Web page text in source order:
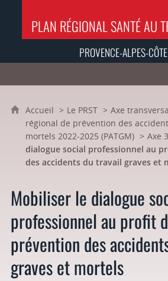
PLAN RÉGIONAL SANTÉ AU
PROVENCE-ALPES-
Accueil Le PRST Axe
régional de prévention des
mortels 2022-2025 (PATGM)
Axe 3
dialogue social professionnel au
des accidents du travail graves et
Mobiliser le dialogue
professionnel au profit
prévention des
graves et mortels